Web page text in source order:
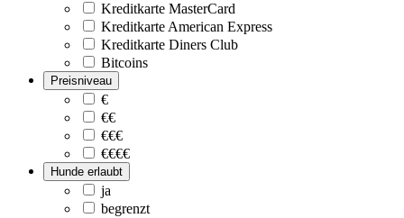
Kreditkarte MasterCard
Kreditkarte American Express
Kreditkarte Diners Club
Bitcoins
Preisniveau
€
€€
€€€
€€€€
Hunde erlaubt
ja
begrenzt